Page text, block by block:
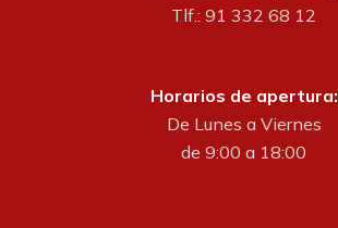
Tlf.: 91 332 68 12
Horarios de apertura:
De Lunes a Viernes
de 9:00 a 18:00